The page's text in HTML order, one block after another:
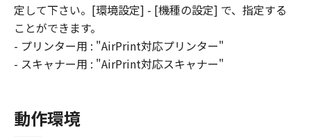
定して下さい。[環境設定] - [機種の設定] で、指定する
ことができます。
- プリンター用 : "AirPrint対応プリンター"
- スキャナー用 : "AirPrint対応スキャナー"
動作環境